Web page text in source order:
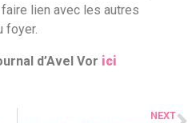
lien avec les autres
foyer.
d’Avel Vor ici
NEXT